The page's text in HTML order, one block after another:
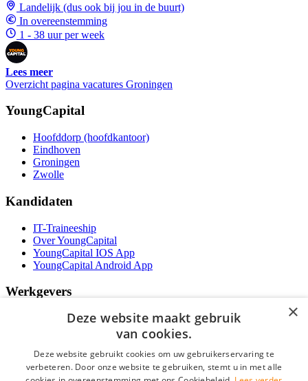
Landelijk (dus ook bij jou in de buurt)
In overeenstemming
1 - 38 uur per week
Lees meer
Overzicht pagina vacatures Groningen
YoungCapital
Hoofddorp (hoofdkantoor)
Eindhoven
Groningen
Zwolle
Kandidaten
IT-Traineeship
Over YoungCapital
YoungCapital IOS App
YoungCapital Android App
Werkgevers
Het concept
Contractvormen
Brochure aanvragen
×
Deze website maakt gebruik
van cookies.
Deze website gebruikt cookies om uw gebruikerservaring te
verbeteren. Door onze website te gebruiken, stemt u in met alle